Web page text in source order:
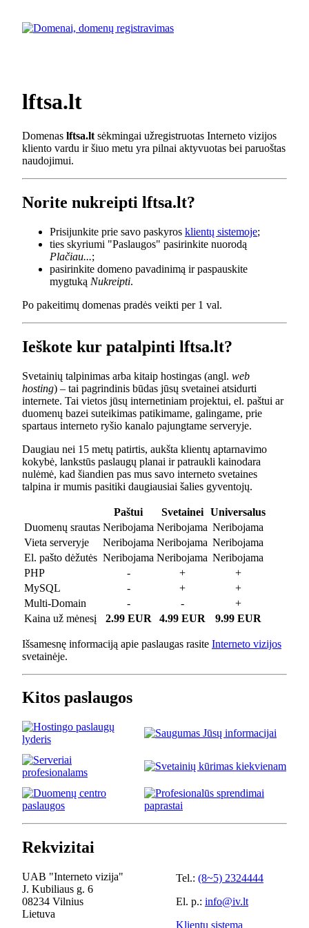
lftsa.lt
Domenas lftsa.lt sėkmingai užregistruotas Interneto vizijos
kliento vardu ir šiuo metu yra pilnai aktyvuotas bei paruoštas
naudojimui.
Norite nukreipti lftsa.lt?
Prisijunkite prie savo paskyros klientų sistemoje;
ties skyriumi "Paslaugos" pasirinkite nuorodą
Plačiau...;
pasirinkite domeno pavadinimą ir paspauskite
mygtuką Nukreipti.
Po pakeitimų domenas pradės veikti per 1 val.
Ieškote kur patalpinti lftsa.lt?
Svetainių talpinimas arba kitaip hostingas (angl. web
hosting) – tai pagrindinis būdas jūsų svetainei atsidurti
internete. Tai vietos jūsų internetiniam projektui, el. paštui ar
duomenų bazei suteikimas patikimame, galingame, prie
spartaus interneto ryšio kanalo pajungtame serveryje.
Daugiau nei 15 metų patirtis, aukšta klientų aptarnavimo
kokybė, lankstūs paslaugų planai ir patraukli kainodara
nulėmė, kad šiandien pas mus savo interneto svetaines
talpina ir mumis pasitiki daugiausiai šalies gyventojų.
Paštui Svetainei
Universalus
Duomenų srautas Neribojama Neribojama Neribojama
Vieta serveryje
Neribojama Neribojama Neribojama
El. pašto dėžutės Neribojama Neribojama Neribojama
PHP
- +
+
MySQL
- +
+
Multi-Domain
- -
+
Kaina už mėnesį
2.99 EUR 4.99 EUR 9.99 EUR
Išsamesnę informaciją apie paslaugas rasite Interneto vizijos
svetainėje.
Kitos paslaugos
Rekvizitai
UAB "Interneto vizija"
J. Kubiliaus g. 6
08234 Vilnius
Lietuva
Tel.: (8~5) 2324444
El. p.: info@iv.lt
Klientų sistema